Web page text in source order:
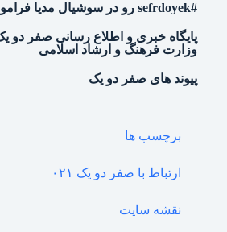
#sefrdoyek رو در سوشیال مدیا فراموش نکنید!
پایگاه خبری و اطلاع رسانی صفر دو
وزارت فرهنگ و ارشاد اسلامی
پیوند های صفر دو یک
برچسب ها
ارتباط با صفر دو یک ۰۲۱
نقشه سایت